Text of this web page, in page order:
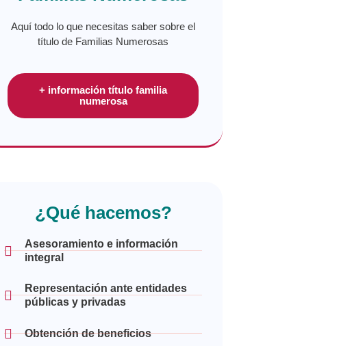
Aquí todo lo que necesitas saber sobre el
título de Familias Numerosas
+ información título familia
numerosa
¿Qué hacemos?
Asesoramiento e información
integral
Representación ante entidades
públicas y privadas
Obtención de beneficios